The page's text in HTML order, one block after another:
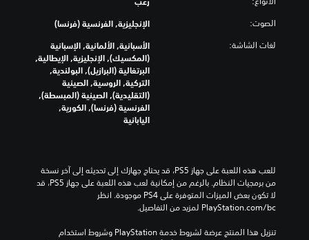
الصوت: الإنجليزية, الفرنسية (فرنسا)
لغات الشاشة:
الأسبانية, الألمانية, الإسبانية
(المكسيك), الإنجليزية, الإيطالية,
البرتغالية (البرازيل), البولندية,
التركية, الروسية, الصينية
(التقليدية), الصينية (المبسطة),
الفرنسية (فرنسا), الكورية,
اليابانية
‎PlayStation.com/bc لمزيد من التفاصيل.